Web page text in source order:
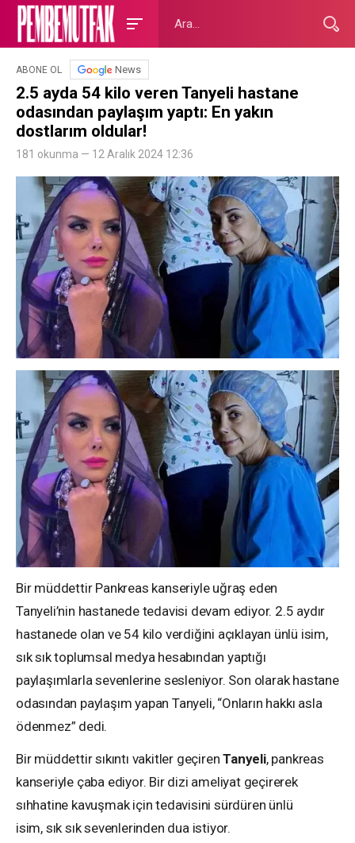
ABONE OL News
2.5 ayda 54 kilo veren Tanyeli hastane
odasından paylaşım yaptı: En yakın
dostlarım oldular!
181 okunma — 12 Aralık 2024 12:36
Bir müddettir Pankreas kanseriyle uğraş eden
Tanyeli’nin hastanede tedavisi devam ediyor. 2.5 aydır
hastanede olan ve 54 kilo verdiğini açıklayan ünlü isim,
sık sık toplumsal medya hesabından yaptığı
paylaşımlarla sevenlerine sesleniyor. Son olarak hastane
odasından paylaşım yapan Tanyeli, “Onların hakkı asla
ödenmez” dedi.
Bir müddettir sıkıntı vakitler geçirenTanyeli, pankreas
kanseriyle çaba ediyor. Bir dizi ameliyat geçirerek
sıhhatine kavuşmak için tedavisini sürdüren ünlü
isim, sık sık sevenlerinden dua istiyor.